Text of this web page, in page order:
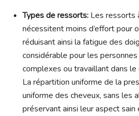
Types de ressorts: Les ressorts
nécessitent moins d’effort pour
réduisant ainsi la fatigue des
considérable pour les
complexes ou travaillant dans le
La répartition uniforme de la
uniforme des cheveux, sans les
préservant ainsi leur aspect